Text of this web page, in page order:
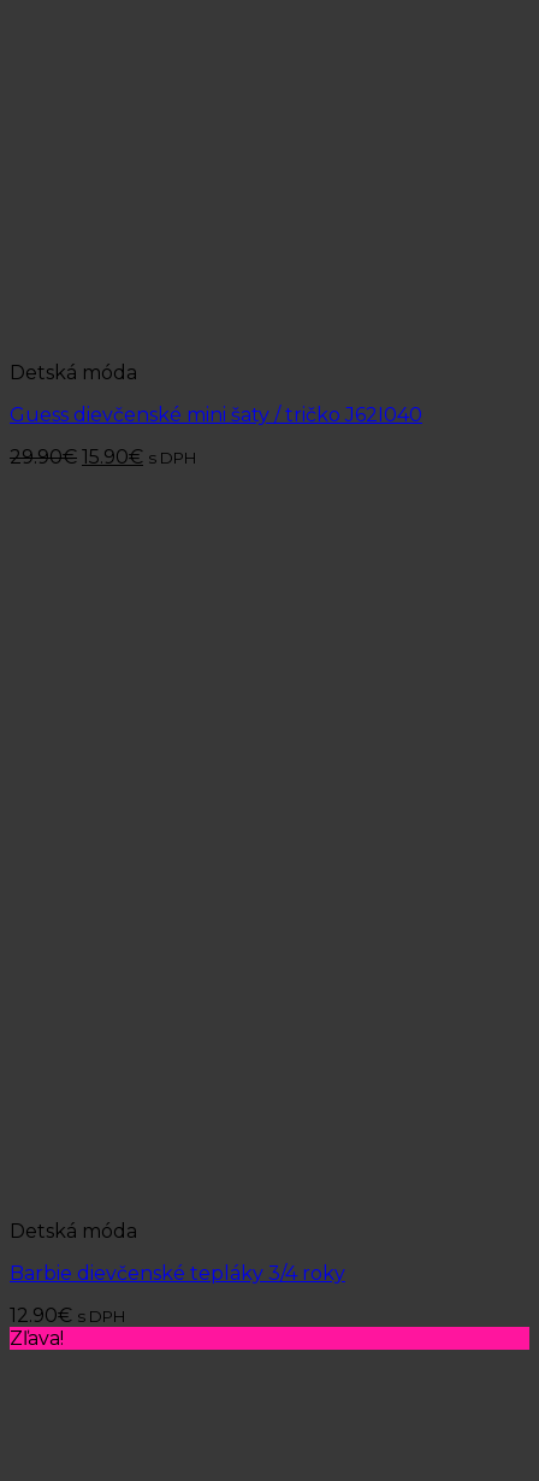
Detská móda
Guess dievčenské mini šaty / tričko J62I040
29.90€ 15.90€ s DPH
Detská móda
Barbie dievčenské tepláky 3/4 roky
12.90€ s DPH
Zľava!